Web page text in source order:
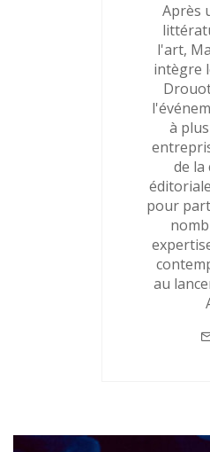
Après
l'art,
intègre
à
de la
pour
au